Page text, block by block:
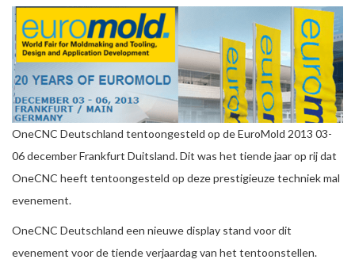
OneCNC Deutschland tentoongesteld op de EuroMold 2013 03-
06 december Frankfurt Duitsland. Dit was het tiende jaar op rij dat
OneCNC heeft tentoongesteld op deze prestigieuze techniek mal
evenement.
OneCNC Deutschland een nieuwe display stand voor dit
evenement voor de tiende verjaardag van het tentoonstellen.